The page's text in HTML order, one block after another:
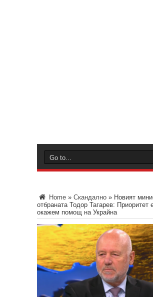
Home » Скандално » Новият
отбраната Тодор Тагарев: Приоритет
окажем помощ на Украйна